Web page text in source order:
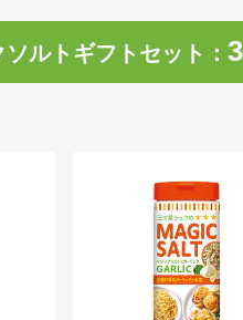
ルトギフトセット： 3